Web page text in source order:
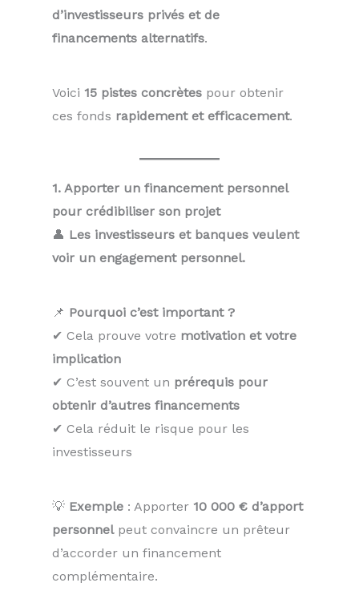
d’investisseurs privés et de
financements alternatifs.
Voici 15 pistes concrètes pour obtenir
ces fonds rapidement et efficacement.
1. Apporter un financement personnel
pour crédibiliser son projet
👤 Les investisseurs et banques veulent
voir un engagement personnel.
📌 Pourquoi c’est important ?
✔ Cela prouve votre motivation et votre
implication
✔ C’est souvent un prérequis pour
obtenir d’autres financements
✔ Cela réduit le risque pour les
investisseurs
💡 Exemple : Apporter 10 000 € d’apport
personnelpeut convaincre un prêteur
d’accorder un financement
complémentaire.